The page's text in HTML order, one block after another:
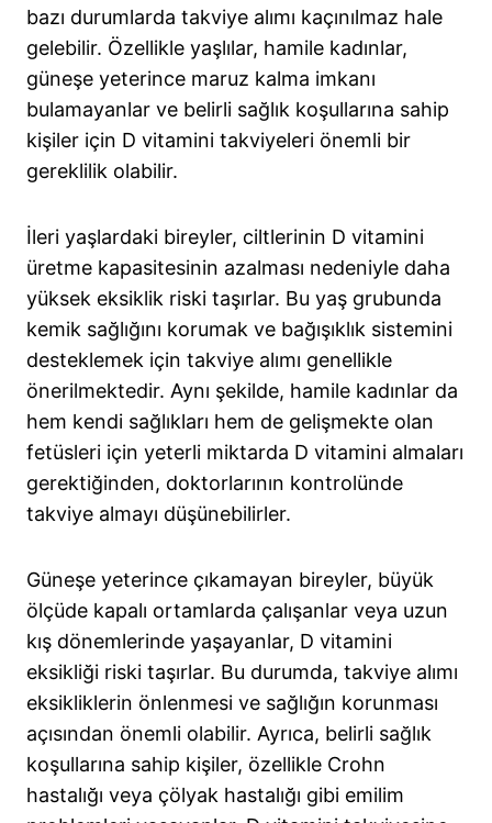
bazı durumlarda takviye alımı kaçınılmaz hale
gelebilir. Özellikle yaşlılar, hamile kadınlar,
güneşe yeterince maruz kalma imkanı
bulamayanlar ve belirli sağlık koşullarına sahip
kişiler için D vitamini takviyeleri önemli bir
gereklilik olabilir.
İleri yaşlardaki bireyler, ciltlerinin D vitamini
üretme kapasitesinin azalması nedeniyle daha
yüksek eksiklik riski taşırlar. Bu yaş grubunda
kemik sağlığını korumak ve bağışıklık sistemini
desteklemek için takviye alımı genellikle
önerilmektedir. Aynı şekilde, hamile kadınlar da
hem kendi sağlıkları hem de gelişmekte olan
fetüsleri için yeterli miktarda D vitamini almaları
gerektiğinden, doktorlarının kontrolünde
takviye almayı düşünebilirler.
Güneşe yeterince çıkamayan bireyler, büyük
ölçüde kapalı ortamlarda çalışanlar veya uzun
kış dönemlerinde yaşayanlar, D vitamini
eksikliği riski taşırlar. Bu durumda, takviye alımı
eksikliklerin önlenmesi ve sağlığın korunması
açısından önemli olabilir. Ayrıca, belirli sağlık
koşullarına sahip kişiler, özellikle Crohn
hastalığı veya çölyak hastalığı gibi emilim